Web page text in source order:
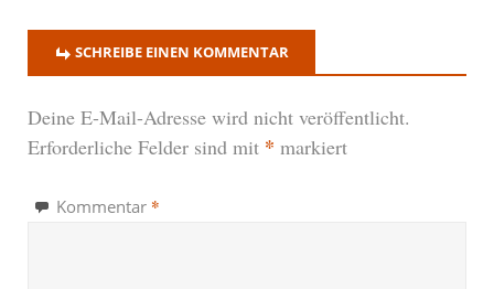
SCHREIBE EINEN KOMMENTAR
Deine E-Mail-Adresse wird nicht veröffentlicht.
Erforderliche Felder sind mit * markiert
Kommentar *